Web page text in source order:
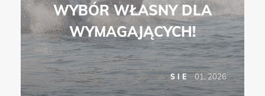
WYBÓR WŁASNY DLA
WYMAGAJĄCYCH!
SIE 01, 2026